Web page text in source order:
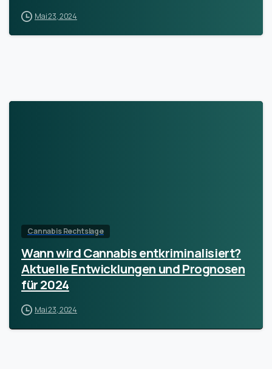
Mai 23, 2024
Cannabis Rechtslage
Wann wird Cannabis entkriminalisiert?
Aktuelle Entwicklungen und Prognosen
für 2024
Mai 23, 2024